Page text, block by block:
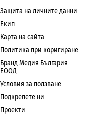
Защита на личните данни
Екип
Карта на сайта
Политика при коригиране
Бранд Медия България
ЕООД
Условия за ползване
Подкрепете ни
Проекти